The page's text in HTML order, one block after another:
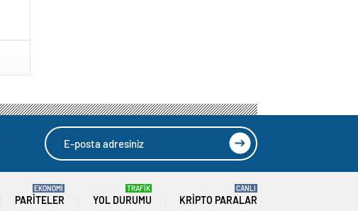
PARITELER
EKONOMİ
YOL DURUMU
TRAFİK
KRIPTO PARALAR
CANLI